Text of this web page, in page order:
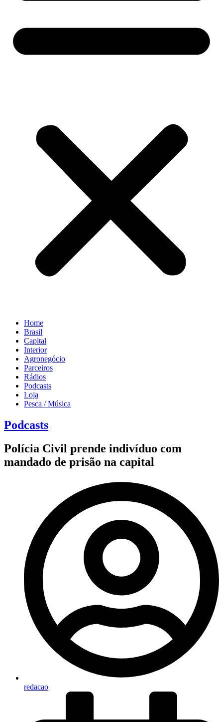
Home
Brasil
Capital
Interior
Agronegócio
Parceiros
Rádios
Podcasts
Loja
Pesca / Música
Podcasts
Polícia Civil prende indivíduo com
mandado de prisão na capital
redacao